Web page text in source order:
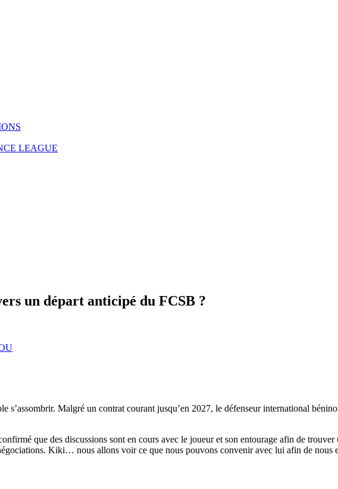
LEAGUE
un départ anticipé du FCSB ?
s’assombrir. Malgré un contrat courant jusqu’en 2027, le défenseur international
que des discussions sont en cours avec le joueur et son entourage afin de
Kiki… nous allons voir ce que nous pouvons convenir avec lui afin de nous